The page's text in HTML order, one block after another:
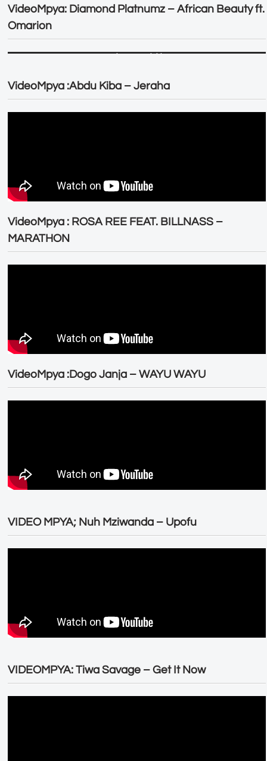
VideoMpya: Diamond Platnumz – African Beauty ft.
Omarion
VideoMpya :Abdu Kiba – Jeraha
VideoMpya : ROSA REE FEAT. BILLNASS –
MARATHON
VideoMpya :Dogo Janja – WAYU WAYU
VIDEO MPYA; Nuh Mziwanda – Upofu
VIDEOMPYA: Tiwa Savage – Get It Now